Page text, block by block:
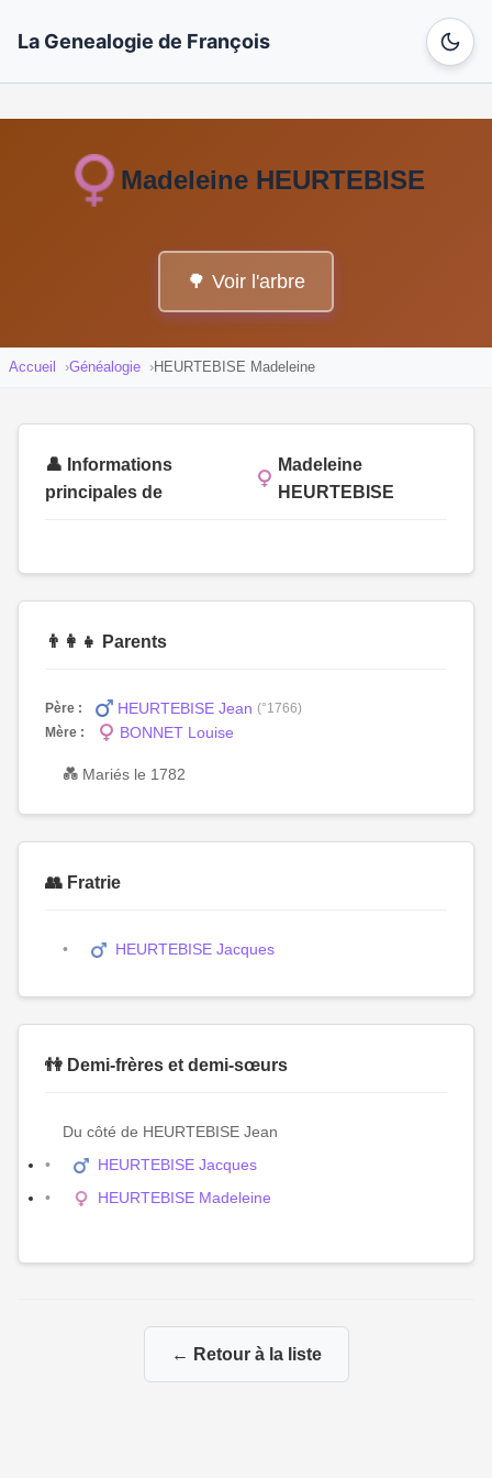
La Genealogie de François
Madeleine HEURTEBISE
🌳 Voir l'arbre
Accueil Généalogie HEURTEBISE Madeleine
👤 Informations
principales de
Madeleine
HEURTEBISE
👨‍👩‍👧 Parents
Père : HEURTEBISE Jean (°1766)
Mère :
BONNET Louise
💑 Mariés le 1782
👥 Fratrie
HEURTEBISE Jacques
👫 Demi-frères et demi-sœurs
Du côté de HEURTEBISE Jean
HEURTEBISE Jacques
HEURTEBISE Madeleine
← Retour à la liste